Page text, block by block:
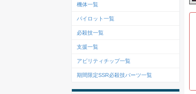
機体一覧
パイロット一覧
必殺技一覧
支援一覧
アビリティチップ一覧
期間限定SSR必殺技パーツ一覧